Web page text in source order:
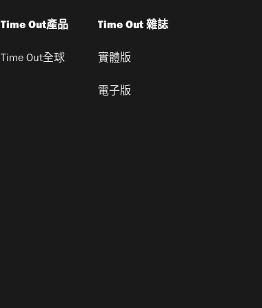
Time Out產品
Time Out全球
Time Out 雜誌
實體版
電子版